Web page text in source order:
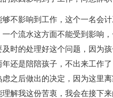
影响到工作，这个一名会计
个流水这方面不能受到影响
时的处理好这个问题，因为
还是陪陪孩子，不出来工作
虑之后做出的决定，因为这里
解我这份苦衷，我会在接下